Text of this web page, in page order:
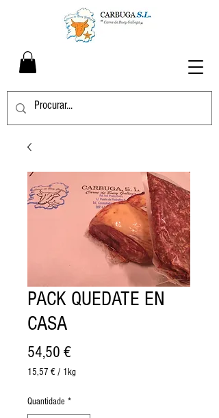
PACK QUEDATE EN
CASA
54,50 €Preço
15,57 €/ 1kg
por
1
Quantidade *